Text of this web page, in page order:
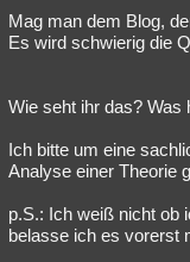
Mag man dem Blog,
Es wird schwierig die
Wie seht ihr das? Was
Ich bitte um eine
Analyse einer Theorie
p.S.: Ich weiß nicht ob
belasse ich es vorerst